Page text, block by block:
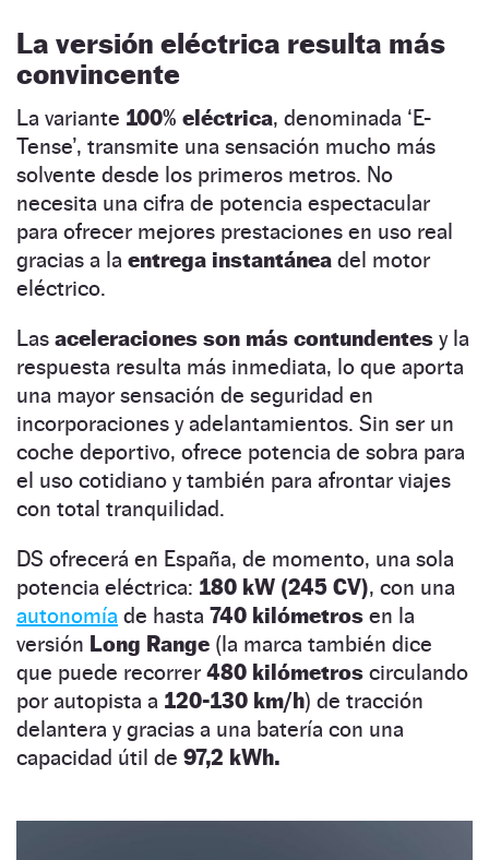
La versión eléctrica resulta más
convincente
La variante 100% eléctrica, denominada ‘E-
Tense’, transmite una sensación mucho más
solvente desde los primeros metros. No
necesita una cifra de potencia espectacular
para ofrecer mejores prestaciones en uso real
gracias a la entrega instantánea del motor
eléctrico.
Las aceleraciones son más contundentes y la
respuesta resulta más inmediata, lo que aporta
una mayor sensación de seguridad en
incorporaciones y adelantamientos. Sin ser un
coche deportivo, ofrece potencia de sobra para
el uso cotidiano y también para afrontar viajes
con total tranquilidad.
DS ofrecerá en España, de momento, una sola
potencia eléctrica: 180 kW (245 CV), con una
autonomía de hasta 740 kilómetros en la
versión Long Range (la marca también dice
que puede recorrer 480 kilómetros circulando
por autopista a 120-130 km/h) de tracción
delantera y gracias a una batería con una
capacidad útil de 97,2 kWh.